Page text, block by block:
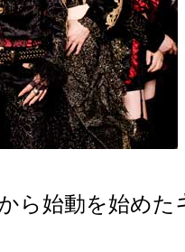
ら始動を始めた